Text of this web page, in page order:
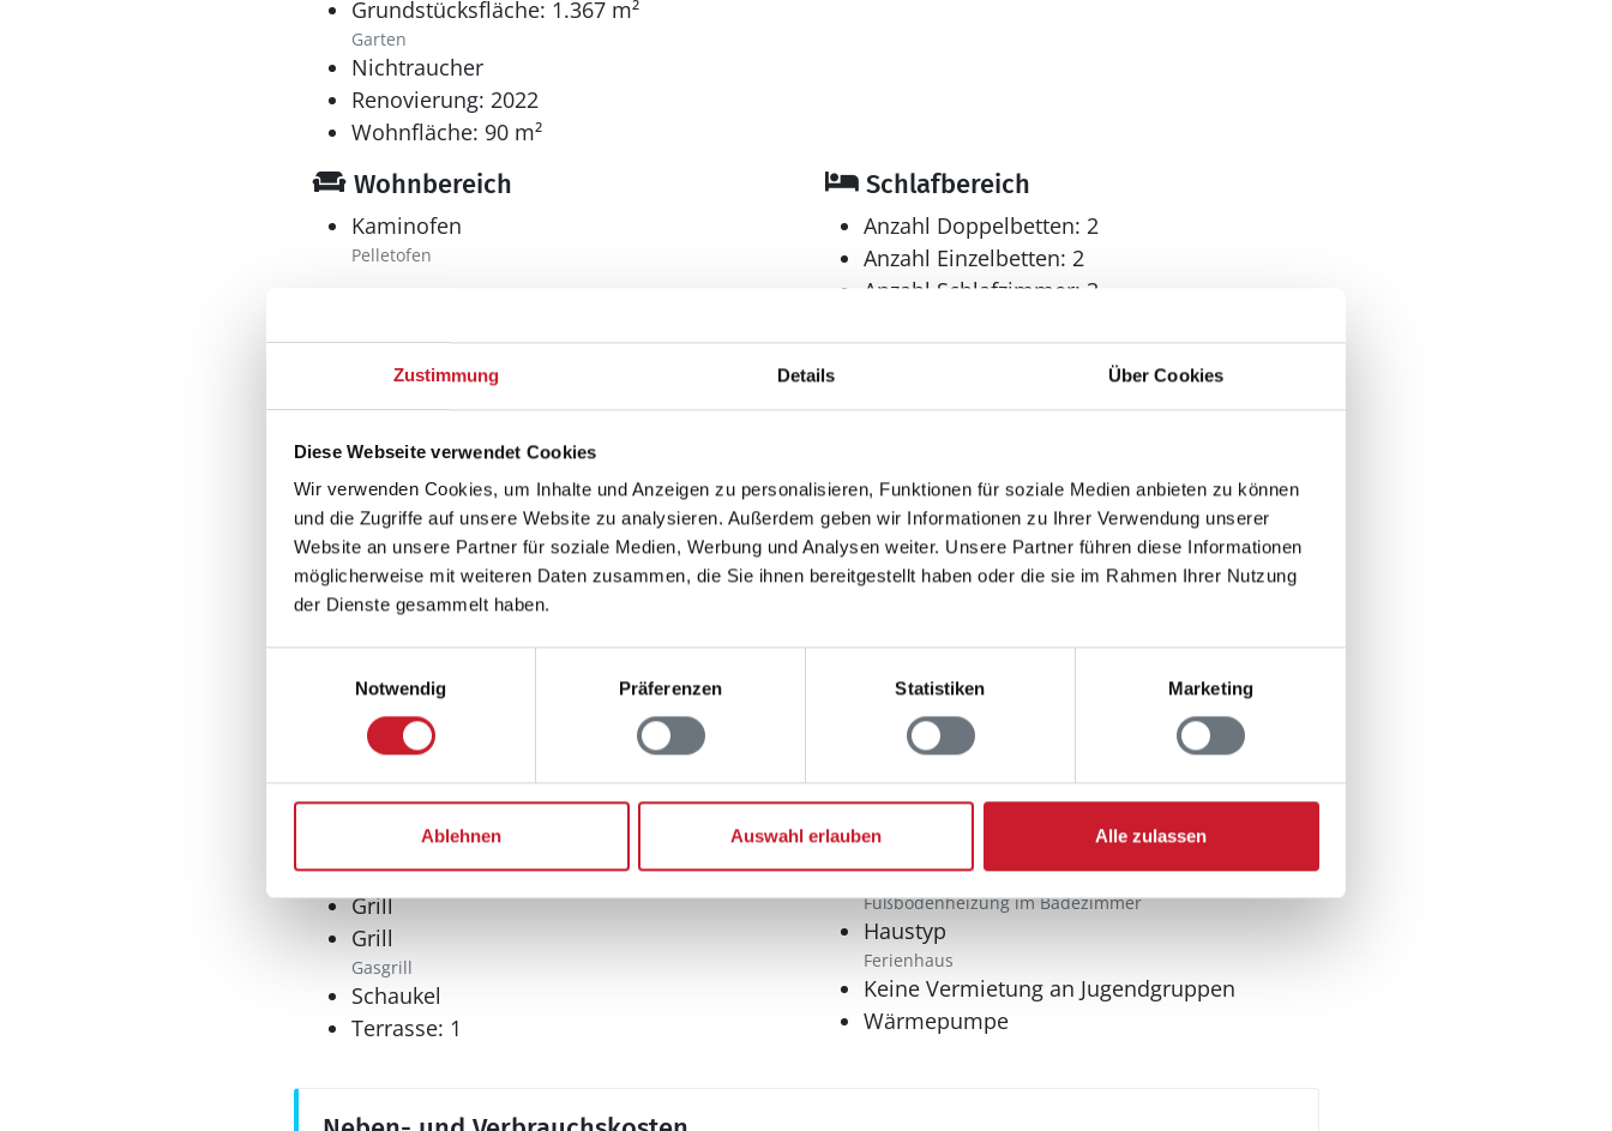
Zustimmung Details Über Cookies
Diese Webseite verwendet Cookies
Wir verwenden Cookies, um Inhalte und Anzeigen zu personalisieren, Funktionen für soziale Medien anbieten zu können
und die Zugriffe auf unsere Website zu analysieren. Außerdem geben wir Informationen zu Ihrer Verwendung unserer
Website an unsere Partner für soziale Medien, Werbung und Analysen weiter. Unsere Partner führen diese Informationen
möglicherweise mit weiteren Daten zusammen, die Sie ihnen bereitgestellt haben oder die sie im Rahmen Ihrer Nutzung
der Dienste gesammelt haben.
Notwendig
Präferenzen Statistiken Marketing
Ablehnen Auswahl erlauben Alle zulassen
Grundstücksfläche: 1.367 m²
Garten
Nichtraucher
Renovierung: 2022
Wohnfläche: 90 m²
Wohnbereich
Kaminofen
Pelletofen
Schlafbereich
Anzahl Doppelbetten: 2
Anzahl Einzelbetten: 2
Anzahl Schlafzimmer: 3
Küche
Dunstabzug
Geschirrspüler
Herd
El-Kochplatten/Ofen
Kaffeemaschine
Kühlschrank
Mikrowelle
Tiefkühler: 90 l
Bad
Anzahl Badezimmer: 1
Dusche
Trockner
Waschmaschine
Multimedia
Deutsches Fernsehen
Internet
WLAN
Spieleangebot
Tischfußball
Aussenbereich
Gartenmöbel
Grill
Grill
Gasgrill
Schaukel
Terrasse: 1
Sonstiges
Fußbodenheizung
Fußbodenheizung im Badezimmer
Haustyp
Ferienhaus
Keine Vermietung an Jugendgruppen
Wärmepumpe